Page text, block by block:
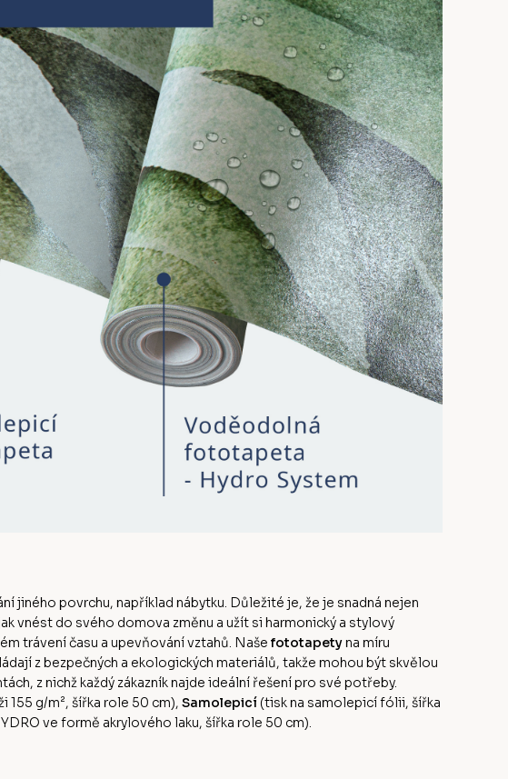
povrchu, například nábytku. Důležité je, že je snadná nejen
vnést do svého domova změnu a užít si harmonický a stylový
trávení času a upevňování vztahů. Naše fototapetyna míru
z bezpečných a ekologických materiálů, takže mohou být skvělou
z nichž každý zákazník najde ideální řešení pro své potřeby.
155 g/m², šířka role 50 cm), Samolepicí (tisk na samolepicí fólii, šířka
ve formě akrylového laku, šířka role 50 cm).